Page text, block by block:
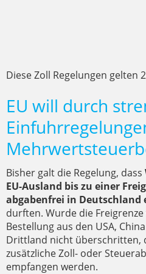
Diese Zoll Regelungen gelten
EU will durch
Bisher galt die Regelung, dass
EU-Ausland bis zu einer
abgabenfrei in Deutschland
durften. Wurde die
Bestellung aus den USA,
Drittland nicht überschritten,
zusätzliche Zoll- oder
empfangen werden.